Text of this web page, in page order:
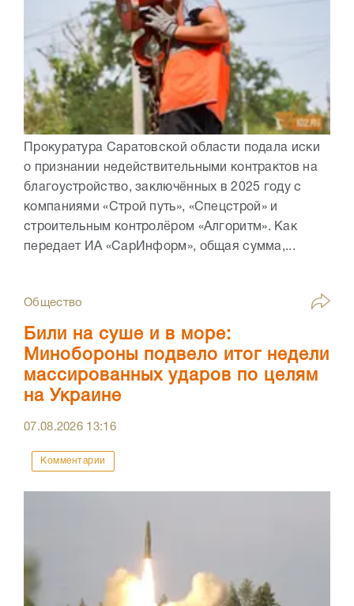
Прокуратура Саратовской области подала иски
о признании недействительными контрактов на
благоустройство, заключённых в 2025 году с
компаниями «Строй путь», «Спецстрой» и
строительным контролёром «Алгоритм». Как
передает ИА «СарИнформ», общая сумма,...
Общество
Били на суше и в море:
Минобороны подвело итог недели
массированных ударов по целям
на Украине
07.08.2026 13:16
Комментарии